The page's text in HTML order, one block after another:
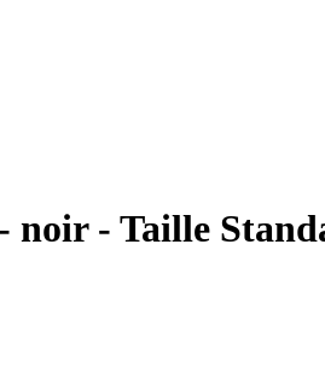
noir - Taille